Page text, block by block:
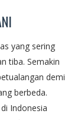
yang sering
tiba. Semakin
demi
berbeda.
Indonesia